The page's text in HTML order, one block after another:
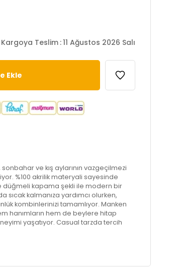
Teslim:11 Ağustos 2026 Salı
ve kış aylarının vazgeçilmezi
%100 akrilik materyali sayesinde
düğmeli kapama şekli ile modern bir
sıcak kalmanıza yardımcı olurken,
kombinlerinizi tamamlıyor. Manken
hanımların hem de beylere hitap
yaşatıyor. Casual tarzda tercih
herkes için ideal bir seçenektir.